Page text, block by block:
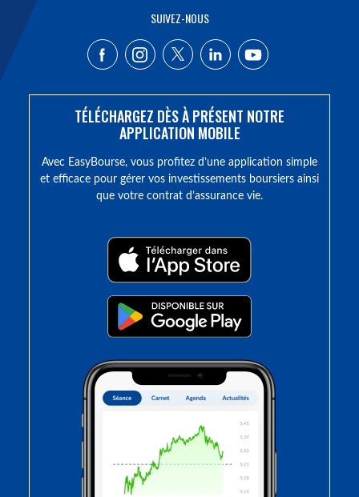
SUIVEZ-NOUS
TÉLÉCHARGEZ DÈS À PRÉSENT NOTRE
APPLICATION MOBILE
Avec EasyBourse, vous profitez d’une application simple
et efficace pour gérer vos investissements boursiers ainsi
que votre contrat d’assurance vie.